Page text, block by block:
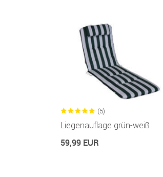
(5)
Liegenauflage grün-weiß
59,99 EUR